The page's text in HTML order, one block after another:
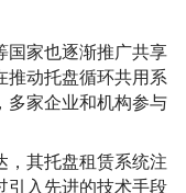
国家也逐渐推广共享
推动托盘循环共用系
多家企业和机构参与
，其托盘租赁系统注
引入先进的技术手段